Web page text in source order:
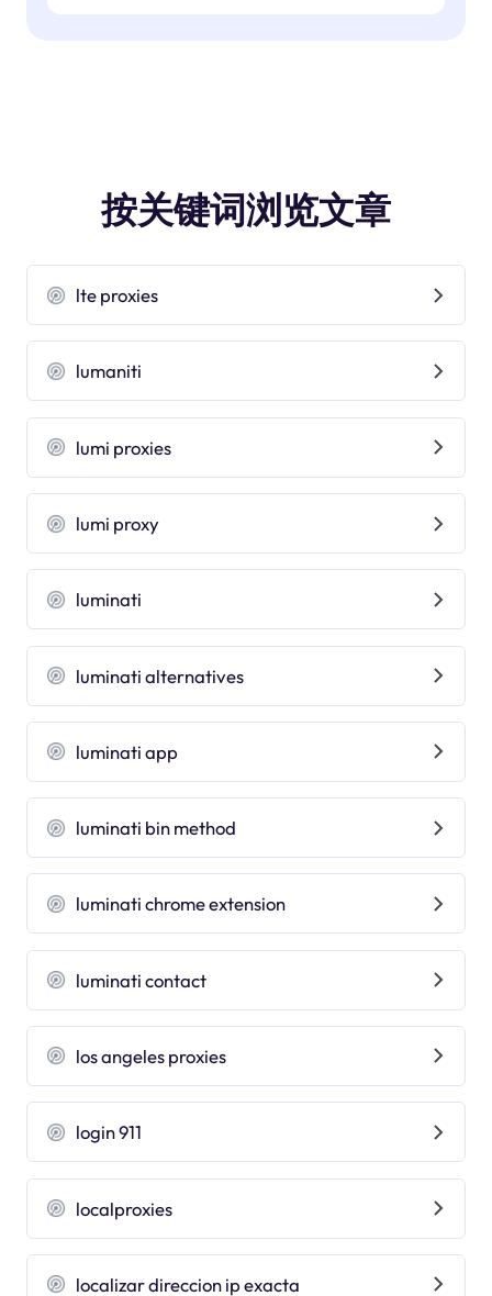
按关键词浏览文章
lte proxies
lumaniti
lumi proxies
lumi proxy
luminati
luminati alternatives
luminati app
luminati bin method
luminati chrome extension
luminati contact
los angeles proxies
login 911
localproxies
localizar direccion ip exacta